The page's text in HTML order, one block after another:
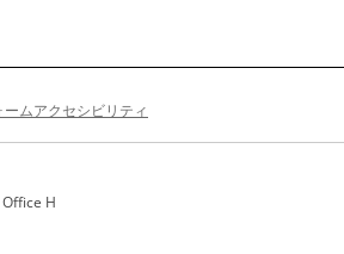
ームアクセシビリティ
H